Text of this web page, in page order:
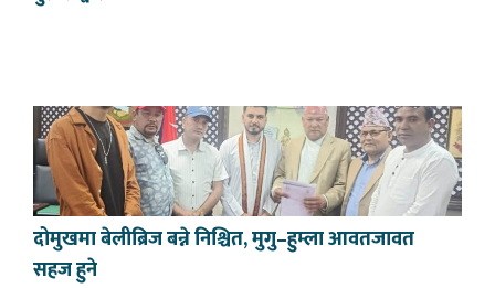
दोमुखमा बेलीब्रिज बन्ने निश्चित, मुगु–हुम्ला आवतजावत
सहज हुने